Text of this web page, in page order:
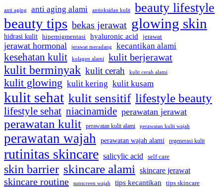
anti aging anti aging alami antioksidan kulit beauty lifestyle
beauty tips bekas jerawat glowing skin
hidrasi kulit hiperpigmentasi hyaluronic acid jerawat
jerawat hormonal jerawat meradang kecantikan alami
kesehatan kulit kolagen alami kulit berjerawat
kulit berminyak kulit cerah kulit cerah alami
kulit glowing kulit kering kulit kusam
kulit sehat kulit sensitif lifestyle beauty
lifestyle sehat niacinamide perawatan jerawat
perawatan kulit perawatan kulit alami perawatan kulit wajah
perawatan wajah perawatan wajah alami regenerasi kulit
rutinitas skincare salicylic acid self care
skin barrier skincare alami skincare jerawat
skincare routine sunscreen wajah tips kecantikan tips skincare